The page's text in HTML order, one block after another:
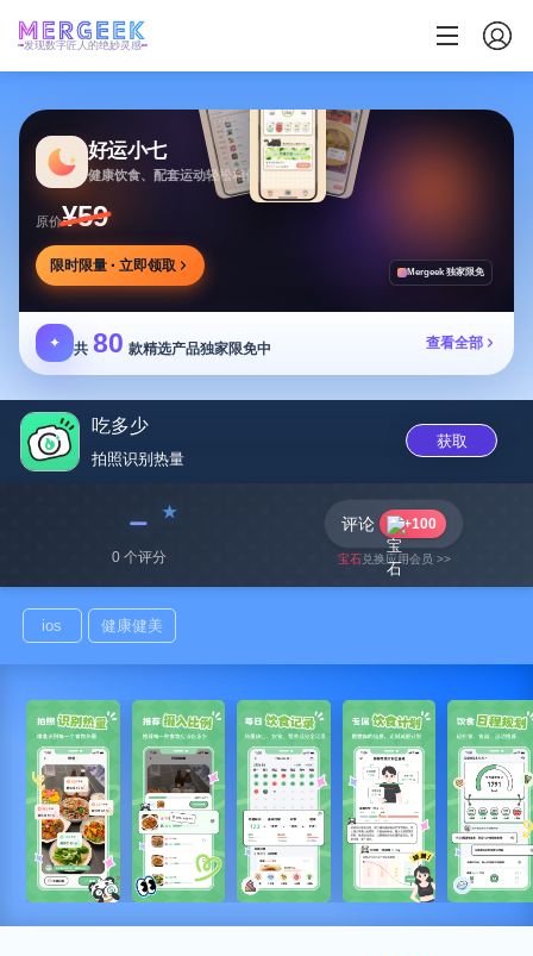
发现数字匠人的绝妙灵感
好运小七
健康饮食、配套运动轻松相伴
原价¥59
限时限量 · 立即领取 Mergeek 独家限免
✦ 共 80 款精选产品独家限免中 查看全部
吃多少
拍照识别热量
获取
﹣
0 个评分
评论 +100
宝石兑换应用会员 >>
ios 健康健美